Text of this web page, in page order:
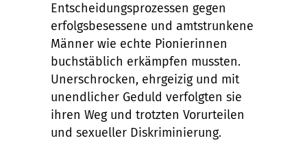
Entscheidungsprozessen gegen
erfolgsbesessene und amtstrunkene
Männer wie echte Pionierinnen
buchstäblich erkämpfen mussten.
Unerschrocken, ehrgeizig und mit
unendlicher Geduld verfolgten sie
ihren Weg und trotzten Vorurteilen
und sexueller Diskriminierung.